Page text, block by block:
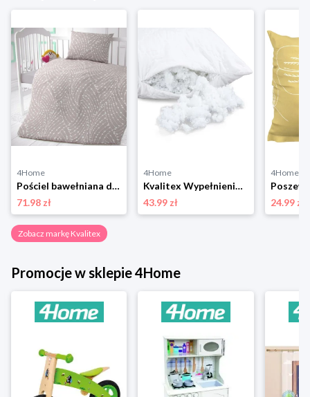
4Home
Pościel bawełniana do łóżeczka Astra szary, 90 x 135 cm, 45 x 60 cm Kvalitex
71.98 zł
4Home
Kvalitex Wypełnienie kulkowe do poduszki Standard, 1000 g
43.99 zł
4Home
24.99 zł
Zobacz markę Kvalitex
Promocje w sklepie 4Home